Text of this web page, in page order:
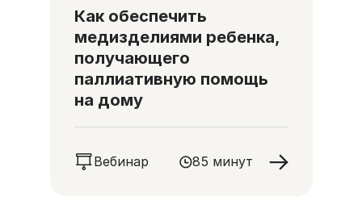
Как обеспечить
медизделиями ребенка,
получающего
паллиативную помощь
на дому
Вебинар 85 минут